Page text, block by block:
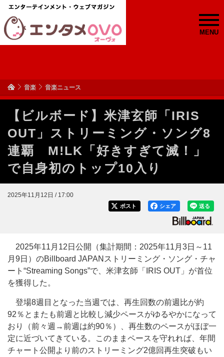
MENU
音楽 音楽ニュース
【ビルボード】米津玄師「IRIS
OUT」ストリーミング・ソング8
連覇 M!LK「好きすぎて滅！」
で自身初のトップ10入り
2025年11月12日 / 17:00
送る
シェア
ポスト
2025年11月12日公開（集計期間：2025年11月3日～11
月9日）のBillboard JAPANストリーミング・ソング・チャ
ート“Streaming Songs”で、米津玄師「IRIS OUT」が首位
を獲得した。
登場8週目となった当週では、再生回数の前週比が約
92％とまたも前週と比較し減少ペースがゆるやかになって
おり（前々週→前週は約90％）、再生数のペースがほぼ一
定に近づいてきている。このままペースを守れれば、年間
チャート公開より前のストリーミング2億回再生突破もい